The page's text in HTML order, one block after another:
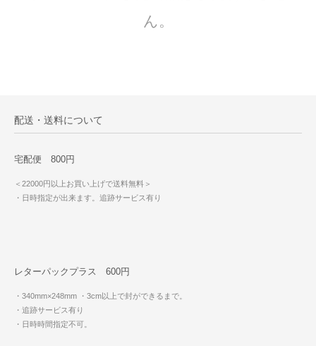
ん。
配送・送料について
宅配便 800円
＜22000円以上お買い上げで送料無料＞
・日時指定が出来ます。追跡サービス有り
レターパックプラス 600円
・340mm×248mm ・3cm以上で封ができるまで。
・追跡サービス有り
・日時時間指定不可。